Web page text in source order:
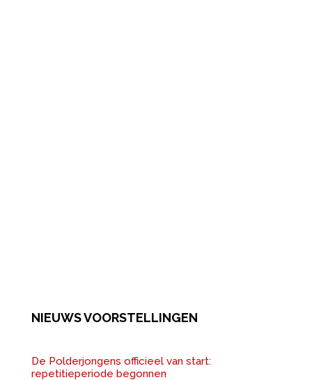
NIEUWS VOORSTELLINGEN
De Polderjongens officieel van start:
repetitieperiode begonnen